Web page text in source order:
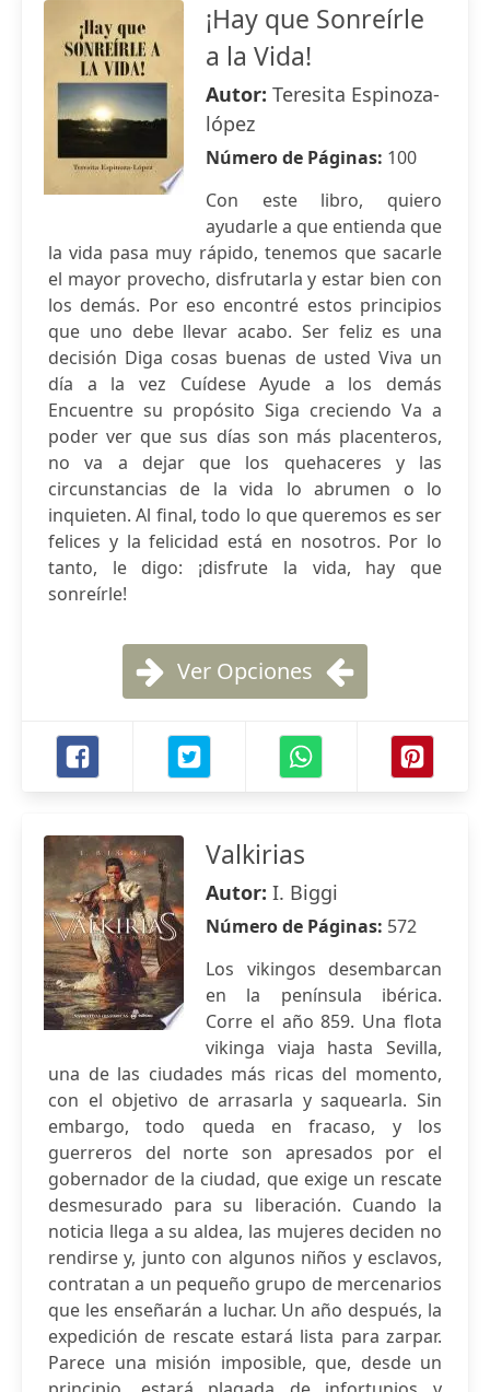
¡Hay que Sonreírle
a la Vida!
Autor: Teresita Espinoza-
lópez
Número de Páginas: 100
Con este libro, quiero
ayudarle a que entienda que
la vida pasa muy rápido, tenemos que sacarle
el mayor provecho, disfrutarla y estar bien con
los demás. Por eso encontré estos principios
que uno debe llevar acabo. Ser feliz es una
decisión Diga cosas buenas de usted Viva un
día a la vez Cuídese Ayude a los demás
Encuentre su propósito Siga creciendo Va a
poder ver que sus días son más placenteros,
no va a dejar que los quehaceres y las
circunstancias de la vida lo abrumen o lo
inquieten. Al final, todo lo que queremos es ser
felices y la felicidad está en nosotros. Por lo
tanto, le digo: ¡disfrute la vida, hay que
sonreírle!
Ver Opciones
Valkirias
Autor: I. Biggi
Número de Páginas: 572
Los vikingos desembarcan
en la península ibérica.
Corre el año 859. Una flota
vikinga viaja hasta Sevilla,
una de las ciudades más ricas del momento,
con el objetivo de arrasarla y saquearla. Sin
embargo, todo queda en fracaso, y los
guerreros del norte son apresados por el
gobernador de la ciudad, que exige un rescate
desmesurado para su liberación. Cuando la
noticia llega a su aldea, las mujeres deciden no
rendirse y, junto con algunos niños y esclavos,
contratan a un pequeño grupo de mercenarios
que les enseñarán a luchar. Un año después, la
expedición de rescate estará lista para zarpar.
Parece una misión imposible, que, desde un